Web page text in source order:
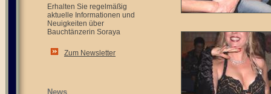
Erhalten Sie regelmäßig
aktuelle Informationen und
Neuigkeiten über
Bauchtänzerin Soraya
Zum Newsletter
News